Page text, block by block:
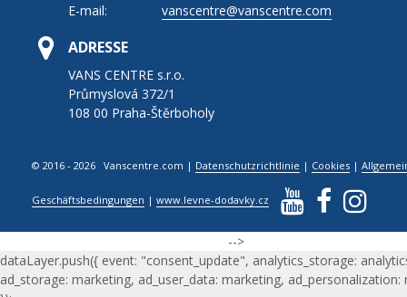
E-mail:
vanscentre@vanscentre.com
ADRESSE
VANS CENTRE s.r.o.
Průmyslová 372/1
108 00 Praha-Štěrboholy
© 2016 - 2026 Vanscentre.com | Datenschutzrichtlinie | Cookies |
Geschäftsbedingungen |www.levne-dodavky.cz
-->
dataLayer.push({ event: "consent_update", analytics_storage:
ad_storage: marketing, ad_user_data: marketing, ad_personalization: